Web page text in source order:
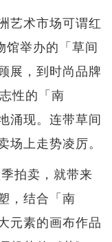
艺术市场可谓红
馆举办的「草间
展，到时尚品牌
性的「南
涌现。连带草间
上走势凌厉。
拍卖，就带来
，结合「南
元素的画布作品